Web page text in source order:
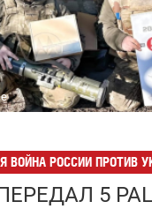
ВОЙНА РОССИИ ПРОТИВ
5